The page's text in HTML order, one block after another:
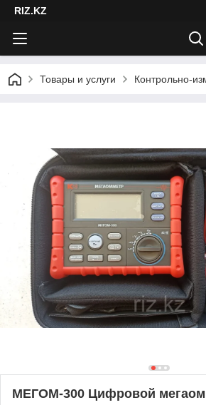
RIZ.KZ
Товары и услуги Контрольно-
МЕГOM-300 Цифровой